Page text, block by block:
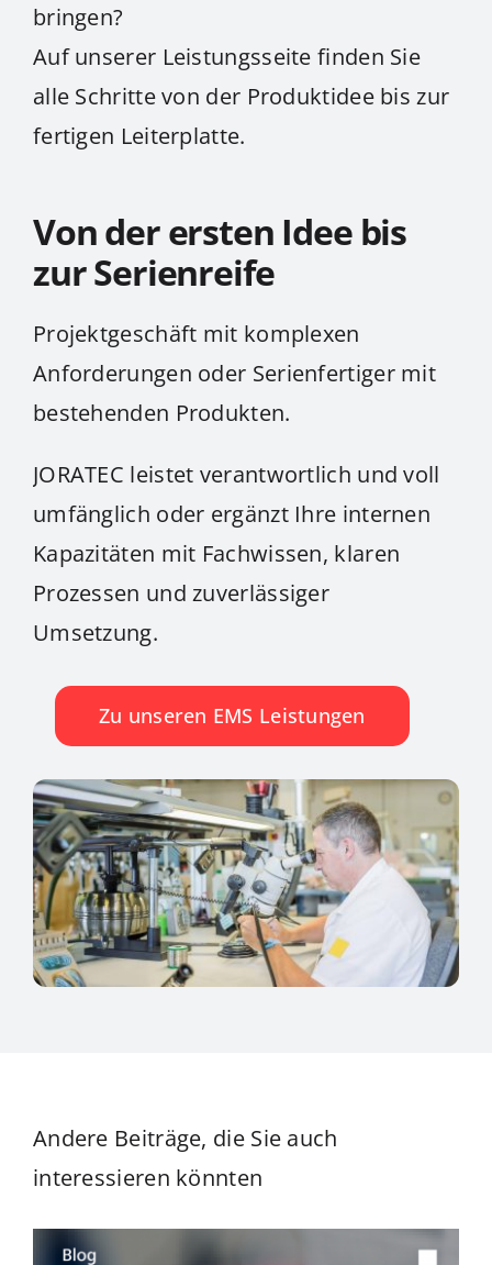
bringen?
Auf unserer Leistungsseite finden Sie
alle Schritte von der Produktidee bis zur
fertigen Leiterplatte.
Von der ersten Idee bis
zur Serienreife
Projektgeschäft mit komplexen
Anforderungen oder Serienfertiger mit
bestehenden Produkten.
JORATEC leistet verantwortlich und voll
umfänglich oder ergänzt Ihre internen
Kapazitäten mit Fachwissen, klaren
Prozessen und zuverlässiger
Umsetzung.
Zu unseren EMS Leistungen
Andere Beiträge, die Sie auch
interessieren könnten